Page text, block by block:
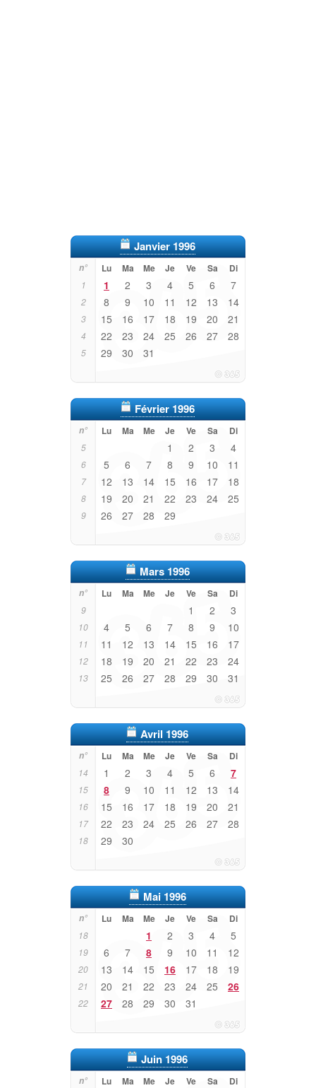
Janvier 1996
n° Lu Ma Me Je Ve Sa Di
1 1 2 3 4 5 6 7
2 8 9 10 11 12 13 14
3 15 16 17 18 19 20 21
4 22 23 24 25 26 27 28
5 29 30 31
Février 1996
n° Lu Ma Me Je Ve Sa Di
5 1 2 3 4
6 5 6 7 8 9 10 11
7 12 13 14 15 16 17 18
8 19 20 21 22 23 24 25
9 26 27 28 29
Mars 1996
n° Lu Ma Me Je Ve Sa Di
9 1 2 3
10 4 5 6 7 8 9 10
11 11 12 13 14 15 16 17
12 18 19 20 21 22 23 24
13 25 26 27 28 29 30 31
Avril 1996
n° Lu Ma Me Je Ve Sa Di
14 1 2 3 4 5 6 7
15 8 9 10 11 12 13 14
16 15 16 17 18 19 20 21
17 22 23 24 25 26 27 28
18 29 30
Mai 1996
n° Lu Ma Me Je Ve Sa Di
18 1 2 3 4 5
19 6 7 8 9 10 11 12
20 13 14 15 16 17 18 19
21 20 21 22 23 24 25 26
22 27 28 29 30 31
Juin 1996
n° Lu Ma Me Je Ve Sa Di